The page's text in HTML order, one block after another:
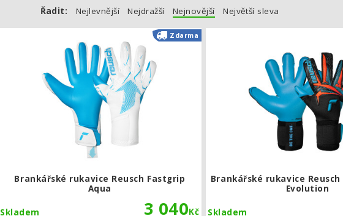
Řadit: Nejlevnější Nejdražší Nejnovější Největší sleva
Brankářské rukavice Reusch Fastgrip
Aqua
3 040Kč
Skladem
Zdarma Brankářské rukavice Reusch Fastgrip
Brankářské rukavice
Evolution
Skladem